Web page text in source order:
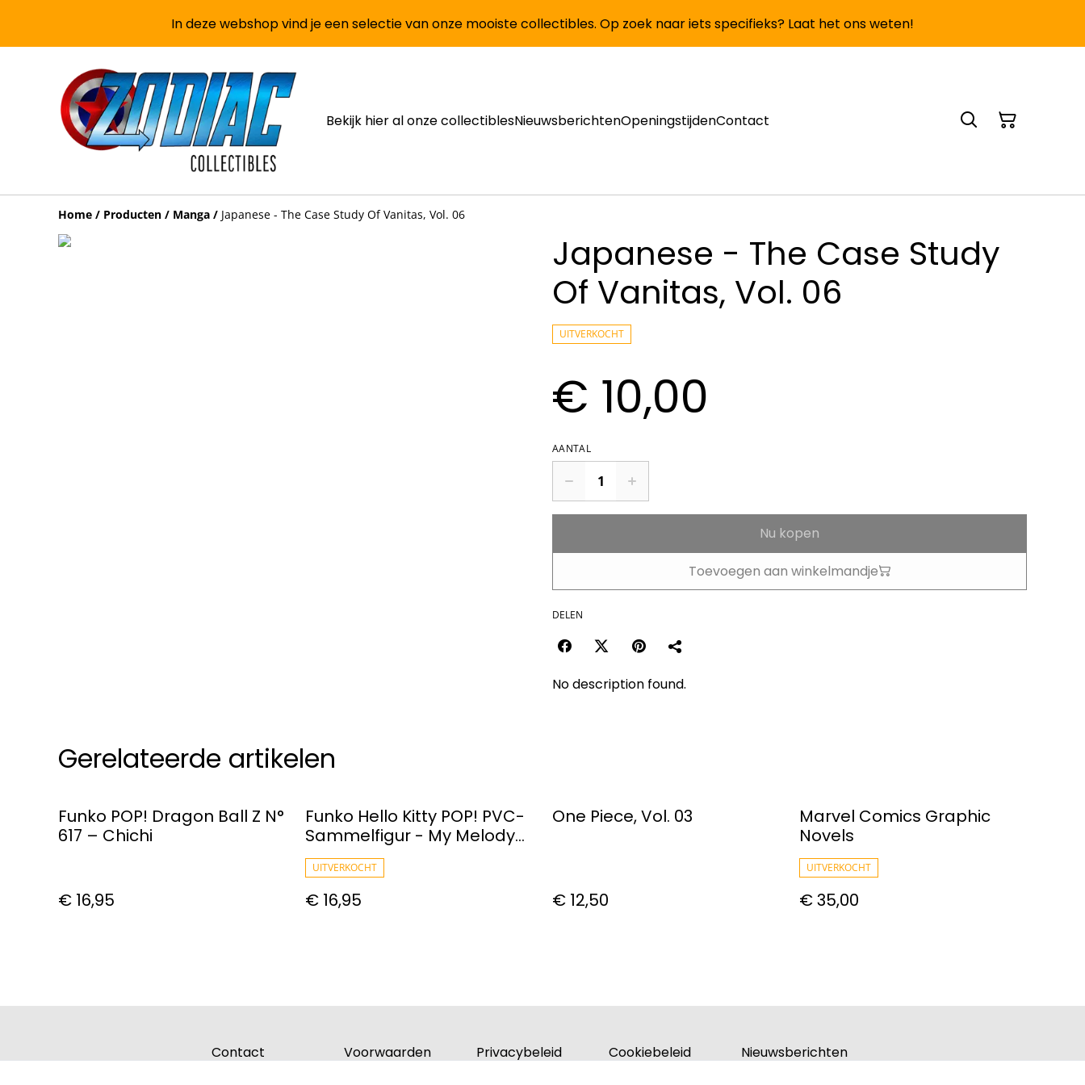
In deze webshop vind je een selectie van onze mooiste collectibles. Op zoek naar iets specifieks? Laat het ons weten!
Bekijk hier al onze collectiblesNieuwsberichtenOpeningstijdenContact
Home / Producten / Manga / Japanese - The Case Study Of Vanitas, Vol. 06
Japanese - The Case Study
Of Vanitas, Vol. 06
UITVERKOCHT
€ 10,00
AANTAL
Nu kopen
Toevoegen aan winkelmandje
DELEN
No description found.
Gerelateerde artikelen
Funko POP! Dragon Ball Z N°
617 – Chichi
€ 16,95
Funko Hello Kitty POP! PVC-
Sammelfigur - My Melody
50th Anniversary
UITVERKOCHT
€ 16,95
One Piece, Vol. 03
€ 12,50
Marvel Comics Graphic
Novels
UITVERKOCHT
€ 35,00
Contact Voorwaarden Privacybeleid Cookiebeleid Nieuwsberichten